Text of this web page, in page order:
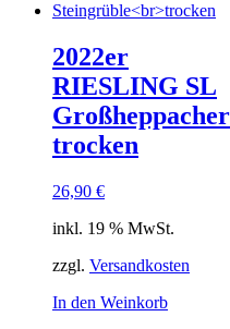
2022er
RIESLING SL
trocken
26,90 €
inkl. 19 % MwSt.
zzgl. Versandkosten
In den Weinkorb